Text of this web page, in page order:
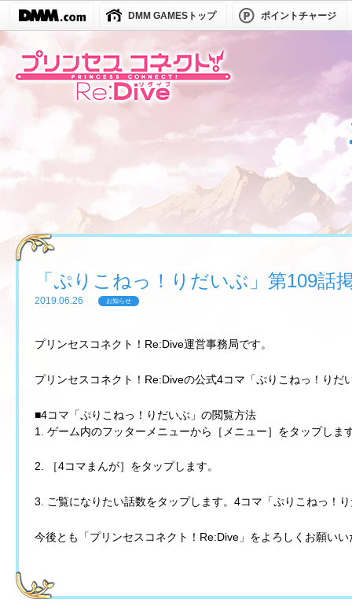
DMM GAMESトップ ポイントチャージ
「ぷりこねっ！りだいぶ」第109話
2019.06.26 お知らせ
プリンセスコネクト！Re:Dive運営事務局です。
プリンセスコネクト！Re:Diveの公式4コマ「ぷりこねっ！りだ
■4コマ「ぷりこねっ！りだいぶ」の閲覧方法
1. ゲーム内のフッターメニューから［メニュー］をタップしま
2. ［4コマまんが］をタップします。
3. ご覧になりたい話数をタップします。4コマ「ぷりこねっ！
今後とも「プリンセスコネクト！Re:Dive」をよろしくお願いい